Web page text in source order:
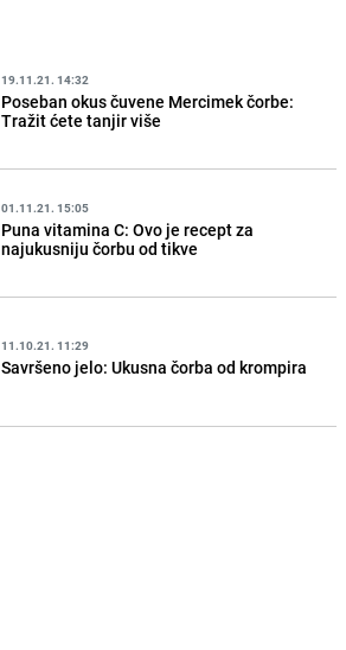
19.11.21. 14:32
Poseban okus čuvene Mercimek čorbe:
Tražit ćete tanjir više
01.11.21. 15:05
Puna vitamina C: Ovo je recept za
najukusniju čorbu od tikve
11.10.21. 11:29
Savršeno jelo: Ukusna čorba od krompira